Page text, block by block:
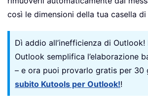
così le dimensioni della tua casella di
Dì addio all’inefficienza di Outlook!
Outlook semplifica l’elaborazione
– e ora puoi provarlo gratis per 30
subito Kutools per Outlook!!